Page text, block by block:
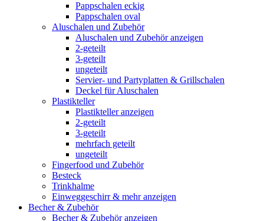
Pappschalen eckig
Pappschalen oval
Aluschalen und Zubehör
Aluschalen und Zubehör anzeigen
2-geteilt
3-geteilt
ungeteilt
Servier- und Partyplatten & Grillschalen
Deckel für Aluschalen
Plastikteller
Plastikteller anzeigen
2-geteilt
3-geteilt
mehrfach geteilt
ungeteilt
Fingerfood und Zubehör
Besteck
Trinkhalme
Einweggeschirr & mehr anzeigen
Becher & Zubehör
Becher & Zubehör anzeigen